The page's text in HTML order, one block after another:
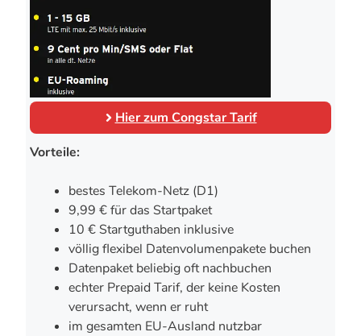
Hier zum Congstar Tarif
Vorteile:
bestes Telekom-Netz (D1)
9,99 € für das Startpaket
10 € Startguthaben inklusive
völlig flexibel Datenvolumenpakete buchen
Datenpaket beliebig oft nachbuchen
echter Prepaid Tarif, der keine Kosten
verursacht, wenn er ruht
im gesamten EU-Ausland nutzbar